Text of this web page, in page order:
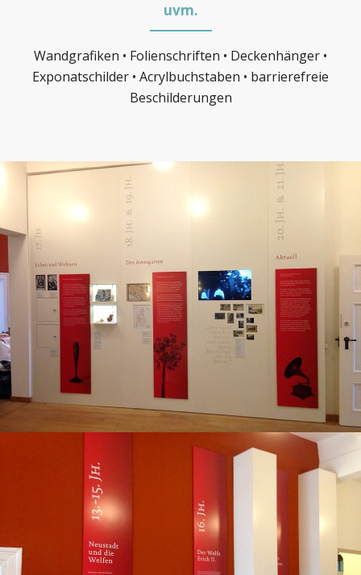
uvm.
Wandgrafiken • Folienschriften • Deckenhänger •
Exponatschilder • Acrylbuchstaben • barrierefreie
Beschilderungen